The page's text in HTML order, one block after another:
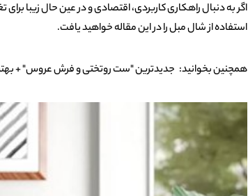
اگر به دنبال راهکاری کاربردی، اقتصادی و در عین حال زیبا
استفاده از شال مبل را در این مقاله خواهید یافت.
همچنین بخوانید: جدیدترین "ست روتختی و فرش عروس" +